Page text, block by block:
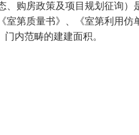
房政策及项目规划征询）
第质量书》、《室第利用
内范畴的建建面积。